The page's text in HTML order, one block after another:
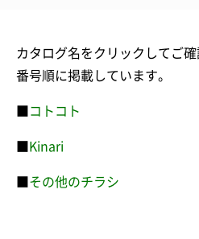
カタログ名をクリックしてご
番号順に掲載しています。
コトコト
Kinari
その他のチラシ